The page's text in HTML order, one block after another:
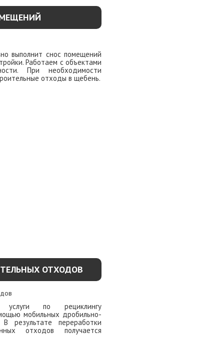
выполнит снос помещений
Работаем с объектами
При необходимости
отходы в щебень.
ОТХОДОВ
услуги по рециклингу
мобильных дробильно-
В результате переработки
отходов получается